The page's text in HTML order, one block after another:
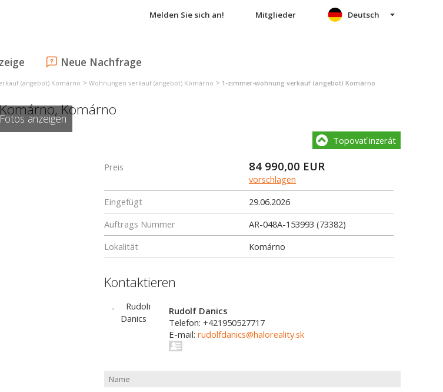
Melden Sie sich an! Mitglieder
Neue Nachfrage
Deutsch
(angebot) Komárno > Wohnungen verkauf (angebot) Komárno > 1-zimmer-wohnung verkauf (angebot) Komárno
Komárno,Komárno
anzeigen
Topovať inzerát
Preis 84 990,00 EUR
vorschlagen
Eingefügt
29.06.2026
Auftrags Nummer
AR-048A-153993 (73382)
Lokalität
Komárno
Kontaktieren
Rudolf Danics
Telefon: +421950527717
E-mail: rudolfdanics@haloreality.sk